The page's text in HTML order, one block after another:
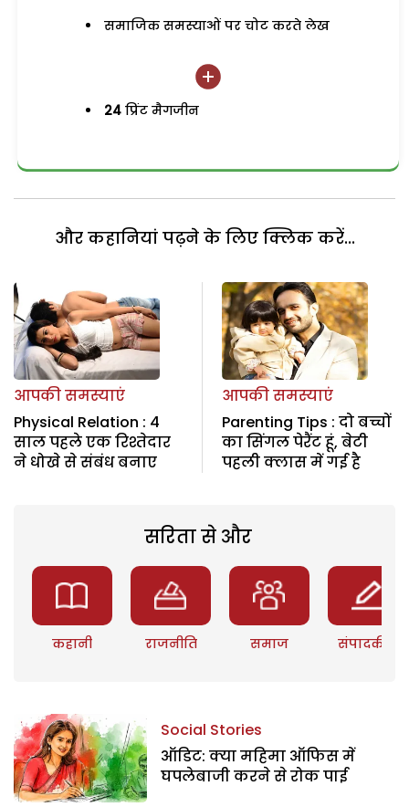
समाजिक समस्याओं पर चोट करते लेख
24 प्रिंट मैगजीन
और कहानियां पढ़ने के लिए क्लिक करें...
आपकी समस्याएं
Physical Relation : 4
साल पहले एक रिश्तेदार
ने धोखे से संबंध बनाए
आपकी समस्याएं
Parenting Tips : दो बच्चों
का सिंगल पेरैंट हूं, बेटी
पहली क्लास में गई है
सरिता से और
कहानी राजनीति समाज संपादकीय
Social Stories
ऑडिट: क्या महिमा ऑफिस में
घपलेबाजी करने से रोक पाई